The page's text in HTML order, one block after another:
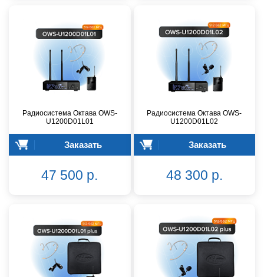
Радиосистема Октава OWS-
U1200D01L01
Заказать
47 500 р.
Радиосистема Октава OWS-
U1200D01L02
Заказать
48 300 р.